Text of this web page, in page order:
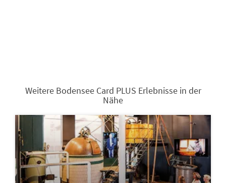
Weitere Bodensee Card PLUS Erlebnisse in der
Nähe